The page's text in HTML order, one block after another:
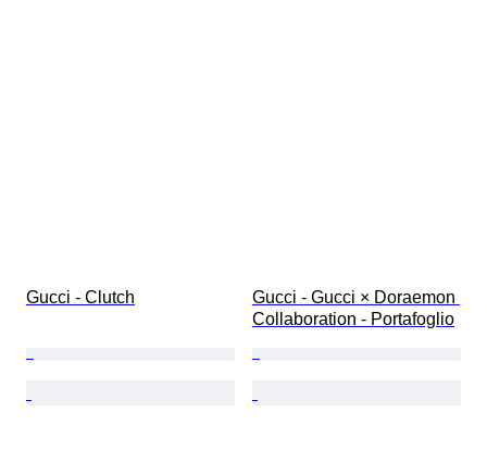
Gucci - Clutch
Gucci - Gucci × Doraemon
Collaboration - Portafoglio